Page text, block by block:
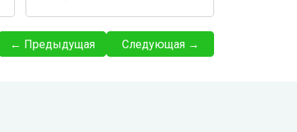
← Предыдущая Следующая →